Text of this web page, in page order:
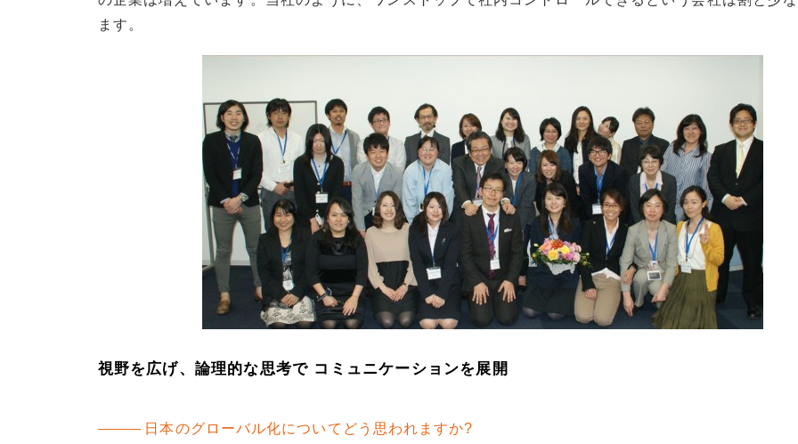
ます。
視野を広げ、論理的な思考で コミュニケーションを展開
日本のグローバル化についてどう思われますか?